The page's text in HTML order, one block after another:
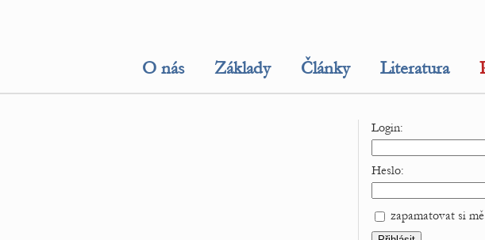
O nás Základy Články Literatura
Login:
Heslo:
zapamatovat si mě